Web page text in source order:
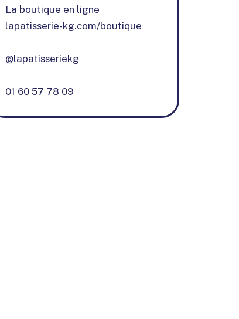
La boutique en ligne
lapatisserie-kg.com/boutique
@lapatisseriekg
01 60 57 78 09